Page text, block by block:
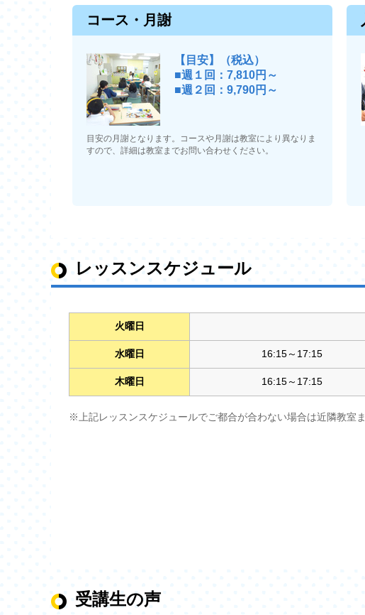
コース・月謝
【目安】（税込）
■週１回：7,810円～
■週２回：9,790円～
目安の月謝となります。コースや月謝は教室により異なりま
すので、詳細は教室までお問い合わせください。
レッスンスケジュール
火曜日
水曜日 16:15～17:15
木曜日 16:15～17:15
※上記レッスンスケジュールでご都合が合わない場合は近隣教室
受講生の声